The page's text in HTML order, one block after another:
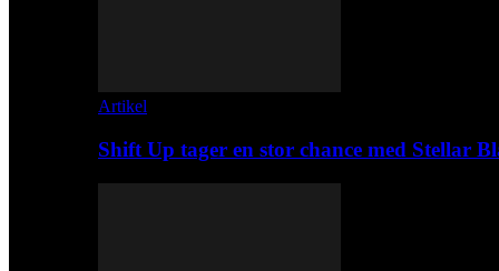
Artikel
Shift Up tager en stor chance med Stellar